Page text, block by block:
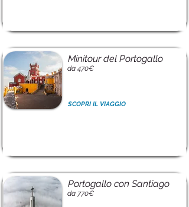
Minitour del Portogallo
da 470€
SCOPRI IL VIAGGIO
Portogallo con Santiago
da 770€